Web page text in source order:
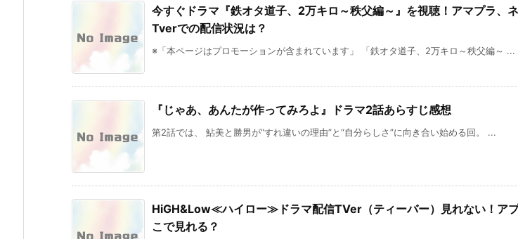
今すぐドラマ『鉄オタ道子、2万キロ～秩父編～』を視聴！アマプラ、ネ
Tverでの配信状況は？
※「本ページはプロモーションが含まれています」 「鉄オタ道子、2万キロ～秩父編～ ...
『じゃあ、あんたが作ってみろよ』ドラマ2話あらすじ感想
第2話では、 鮎美と勝男が“すれ違いの理由”と“自分らしさ”に向き合い始める回。 ...
HiGH&Low≪ハイロー≫ドラマ配信TVer（ティーバー）見れない！ア
こで見れる？